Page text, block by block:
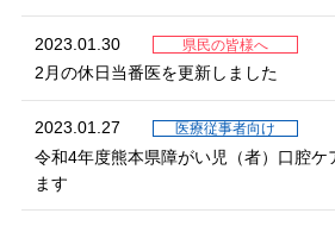
2023.01.30 県民の皆様へ
2月の休日当番医を更新しました
2023.01.27 医療従事者向け
令和4年度熊本県障がい児（者）口腔ケ
ます